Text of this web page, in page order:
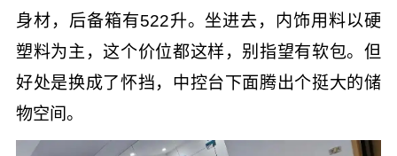
身材，后备箱有522升。坐进去，内饰用料以硬
塑料为主，这个价位都这样，别指望有软包。但
好处是换成了怀挡，中控台下面腾出个挺大的储
物空间。